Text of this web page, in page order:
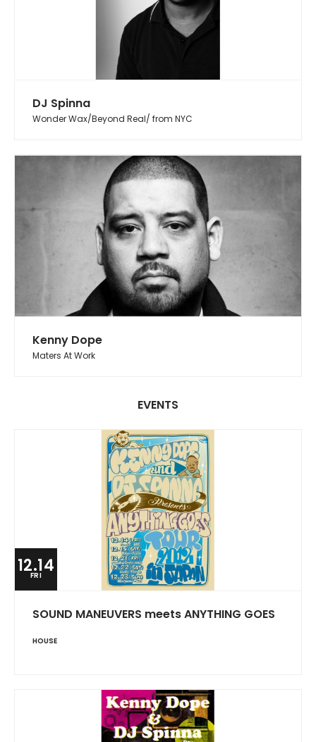
DJ Spinna
Wonder Wax/Beyond Real/ from NYC
Kenny Dope
Maters At Work
EVENTS
12.14
FRI
SOUND MANEUVERS meets ANYTHING GOES
HOUSE